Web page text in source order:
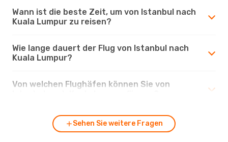
Wann ist die beste Zeit, um von Istanbul nach
Kuala Lumpur zu reisen?
Wie lange dauert der Flug von Istanbul nach
Kuala Lumpur?
Von welchen Flughäfen können Sie von
Sehen Sie weitere Fragen